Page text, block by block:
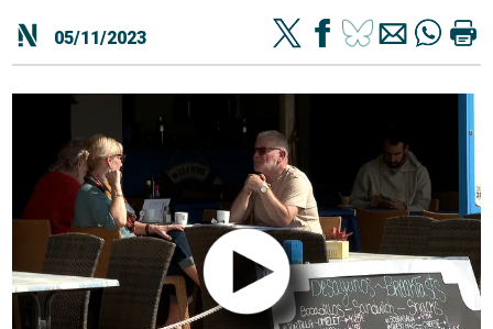
05/11/2023